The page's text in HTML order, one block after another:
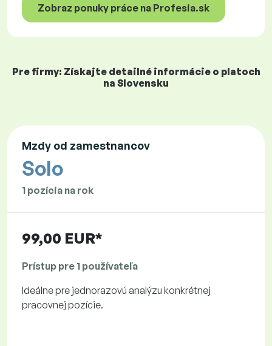
Zobraz ponuky práce na Profesia.sk
Pre firmy: Získajte detailné informácie o platoch
na Slovensku
Mzdy od zamestnancov
Solo
1 pozícia na rok
99,00 EUR*
Prístup pre 1 používateľa
Ideálne pre jednorazovú analýzu konkrétnej
pracovnej pozície.